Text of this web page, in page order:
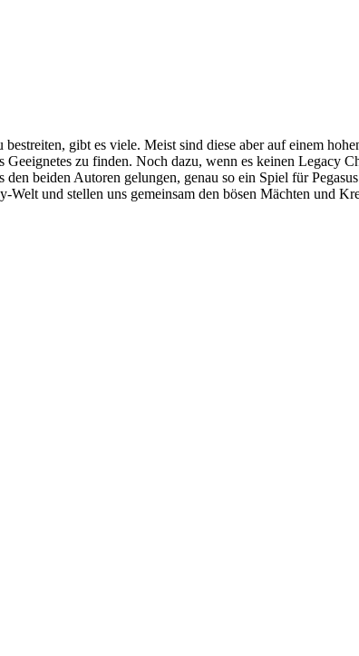
gibt es viele. Meist sind diese aber auf einem
zu finden. Noch dazu, wenn es keinen Legacy
beiden Autoren gelungen, genau so ein Spiel für
und stellen uns gemeinsam den bösen Mächten und